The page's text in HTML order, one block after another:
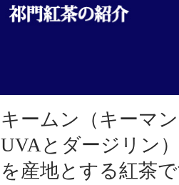
キームン（キーマ
UVAとダージリン
を産地とする紅茶